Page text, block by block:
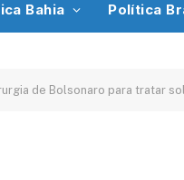
Bahia Política
de Bolsonaro para tratar